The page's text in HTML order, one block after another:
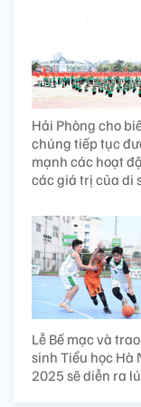
Hải Phòng cho
chúng tiếp tục
mạnh các hoạt
các giá trị của di
Lễ Bế mạc và
sinh Tiểu học Hà
2025 sẽ diễn ra